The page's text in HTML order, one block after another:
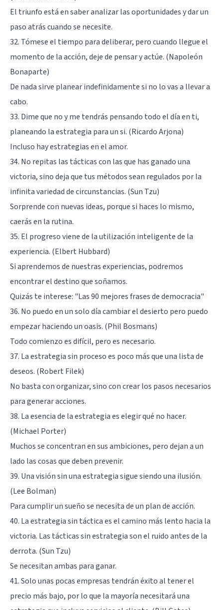
El triunfo está en saber analizar las oportunidades y dar un
paso atrás cuando se necesite.
32. Tómese el tiempo para deliberar, pero cuando llegue el
momento de la acción, deje de pensar y actúe. (Napoleón
Bonaparte)
De nada sirve planear indefinidamente si no lo vas a llevar a
cabo.
33. Dime que no y me tendrás pensando todo el día en ti,
planeando la estrategia para un si. (Ricardo Arjona)
Incluso hay estrategias en el amor.
34. No repitas las tácticas con las que has ganado una
victoria, sino deja que tus métodos sean regulados por la
infinita variedad de circunstancias. (Sun Tzu)
Sorprende con nuevas ideas, porque si haces lo mismo,
caerás en la rutina.
35. El progreso viene de la utilización inteligente de la
experiencia. (Elbert Hubbard)
Si aprendemos de nuestras experiencias, podremos
encontrar el destino que soñamos.
Quizás te interese: "Las 90 mejores frases de democracia"
36. No puedo en un solo día cambiar el desierto pero puedo
empezar haciendo un oasis. (Phil Bosmans)
Todo comienzo es difícil, pero es necesario.
37. La estrategia sin proceso es poco más que una lista de
deseos. (Robert Filek)
No basta con organizar, sino con crear los pasos necesarios
para generar acciones.
38. La esencia de la estrategia es elegir qué no hacer.
(Michael Porter)
Muchos se concentran en sus ambiciones, pero dejan a un
lado las cosas que deben prevenir.
39. Una visión sin una estrategia sigue siendo una ilusión.
(Lee Bolman)
Para cumplir un sueño se necesita de un plan de acción.
40. La estrategia sin táctica es el camino más lento hacia la
victoria. Las tácticas sin estrategia son el ruido antes de la
derrota. (Sun Tzu)
Se necesitan ambas para ganar.
41. Solo unas pocas empresas tendrán éxito al tener el
precio más bajo, por lo que la mayoría necesitará una